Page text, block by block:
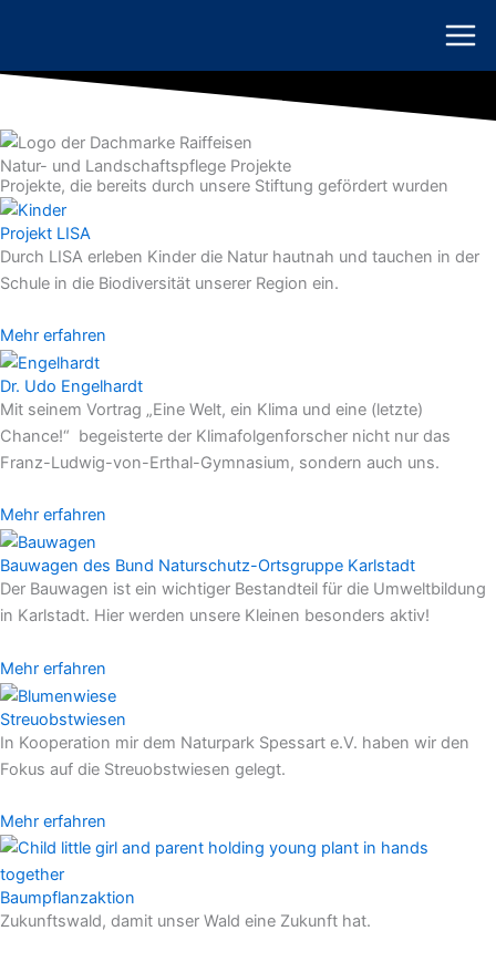
Natur- und Landschaftspflege Projekte
Projekte, die bereits durch unsere Stiftung gefördert wurden
Projekt LISA
Durch LISA erleben Kinder die Natur hautnah und tauchen in der
Schule in die Biodiversität unserer Region ein.
Mehr erfahren
Dr. Udo Engelhardt
Mit seinem Vortrag „Eine Welt, ein Klima und eine (letzte)
Chance!“ begeisterte der Klimafolgenforscher nicht nur das
Franz-Ludwig-von-Erthal-Gymnasium, sondern auch uns.
Mehr erfahren
Bauwagen des Bund Naturschutz-Ortsgruppe Karlstadt
Der Bauwagen ist ein wichtiger Bestandteil für die Umweltbildung
in Karlstadt. Hier werden unsere Kleinen besonders aktiv!
Mehr erfahren
Streuobstwiesen
In Kooperation mir dem Naturpark Spessart e.V. haben wir den
Fokus auf die Streuobstwiesen gelegt.
Mehr erfahren
Baumpflanzaktion
Zukunftswald, damit unser Wald eine Zukunft hat.